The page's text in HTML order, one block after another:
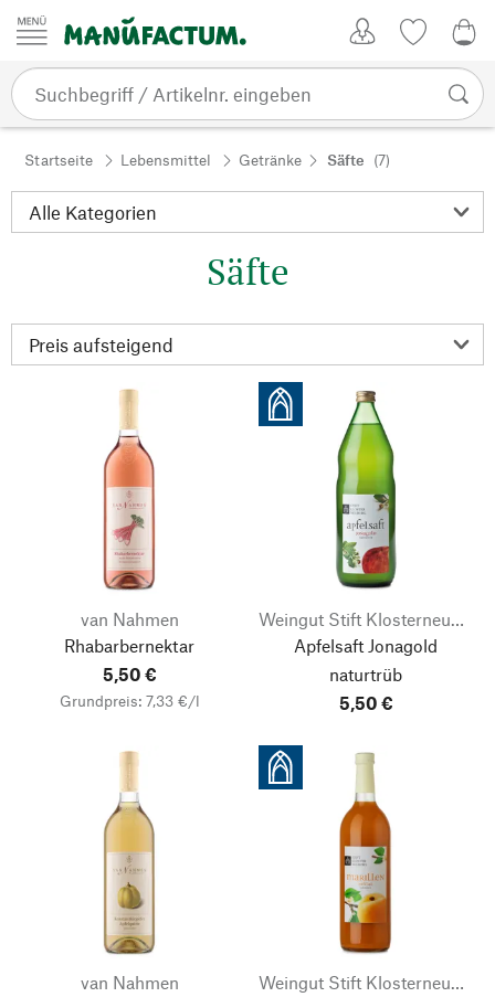
Zum Inhalt springen
Startseite Lebensmittel Getränke Säfte (7)
Säfte
van Nahmen
Rhabarbernektar
5,50 €
Grundpreis: 7,33 €/l
Weingut Stift Klosterneuburg
Apfelsaft Jonagold
naturtrüb
5,50 €
van Nahmen
Weingut Stift Klosterneuburg